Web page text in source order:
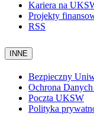
Kariera na
Projekty
RSS
INNE
Bezpieczny
Ochrona
Poczta UKSW
Polityka